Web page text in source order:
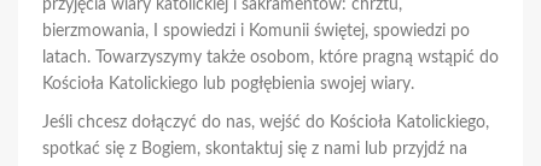
przyjęcia wiary katolickiej i sakramentów: chrztu,
bierzmowania, I spowiedzi i Komunii świętej, spowiedzi po
latach. Towarzyszymy także osobom, które pragną wstąpić do
Kościoła Katolickiego lub pogłębienia swojej wiary.
Jeśli chcesz dołączyć do nas, wejść do Kościoła Katolickiego,
spotkać się z Bogiem, skontaktuj się z nami lub przyjdź na